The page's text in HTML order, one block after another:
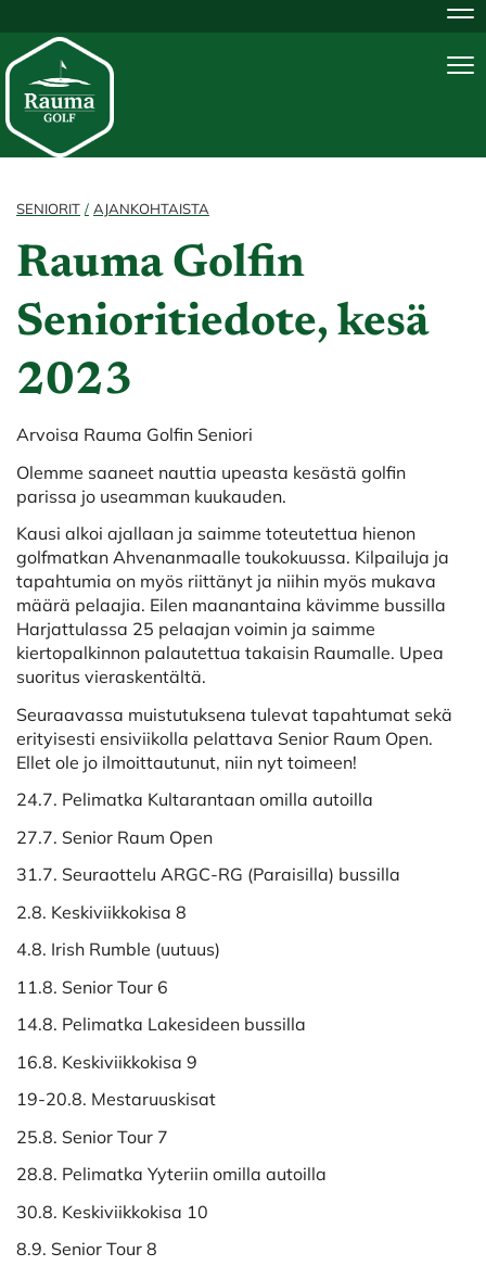
SENIORIT AJANKOHTAISTA
Rauma Golfin
Senioritiedote, kesä
2023
Arvoisa Rauma Golfin Seniori
Olemme saaneet nauttia upeasta kesästä golfin
parissa jo useamman kuukauden.
Kausi alkoi ajallaan ja saimme toteutettua hienon
golfmatkan Ahvenanmaalle toukokuussa. Kilpailuja ja
tapahtumia on myös riittänyt ja niihin myös mukava
määrä pelaajia. Eilen maanantaina kävimme bussilla
Harjattulassa 25 pelaajan voimin ja saimme
kiertopalkinnon palautettua takaisin Raumalle. Upea
suoritus vieraskentältä.
Seuraavassa muistutuksena tulevat tapahtumat sekä
erityisesti ensiviikolla pelattava Senior Raum Open.
Ellet ole jo ilmoittautunut, niin nyt toimeen!
24.7. Pelimatka Kultarantaan omilla autoilla
27.7. Senior Raum Open
31.7. Seuraottelu ARGC-RG (Paraisilla) bussilla
2.8. Keskiviikkokisa 8
4.8. Irish Rumble (uutuus)
11.8. Senior Tour 6
14.8. Pelimatka Lakesideen bussilla
16.8. Keskiviikkokisa 9
19-20.8. Mestaruuskisat
25.8. Senior Tour 7
28.8. Pelimatka Yyteriin omilla autoilla
30.8. Keskiviikkokisa 10
8.9. Senior Tour 8